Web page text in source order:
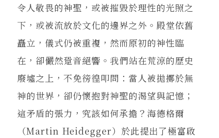
令人敬畏的神聖，或被摧毀於理性的光照之
下，或被流放於文化的邊界之外。殿堂依舊
矗立，儀式仍被重複，然而原初的神性臨
在，卻儼然跫音絕響。我們站在荒涼的歷史
廢墟之上，不免徬徨叩問：當人被拋擲於無
神的世界，卻仍懷抱對神聖的渴望與記憶；
這矛盾的張力，究該如何承擔？海德格爾
（Martin Heidegger）於此提出了極富啟